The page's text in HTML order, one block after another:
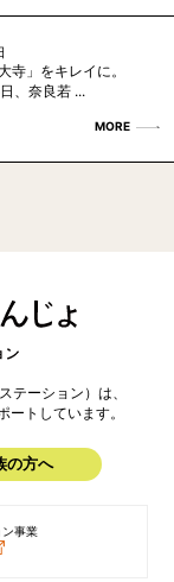
寺」をキレイに。
、奈良若 ...
MORE
テーション）は、
ートしています。
の方へ
事業